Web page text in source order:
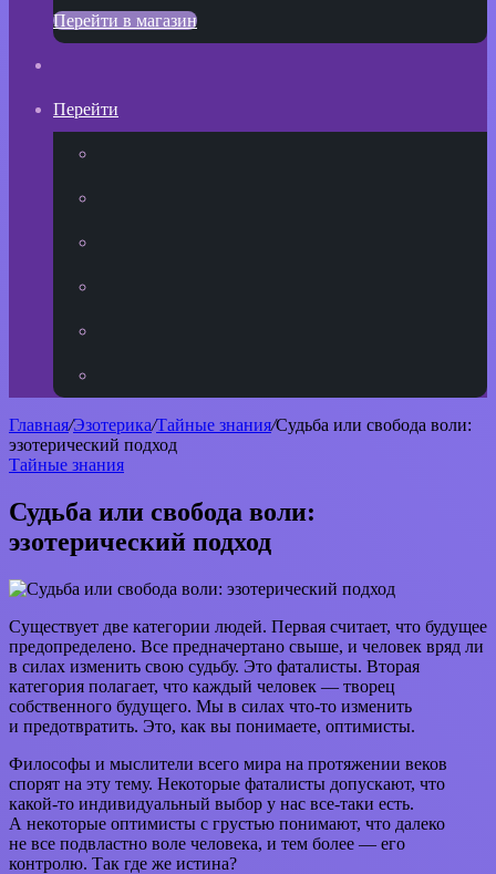
корзину
Перейти в магазин
Перейти
Главная/Эзотерика/Тайные знания/Судьба или свобода воли:
эзотерический подход
Тайные знания
Судьба или свобода воли:
эзотерический подход
Существует две категории людей. Первая считает, что будущее
предопределено. Все предначертано свыше, и человек вряд ли
в силах изменить свою судьбу. Это фаталисты. Вторая
категория полагает, что каждый человек — творец
собственного будущего. Мы в силах что-то изменить
и предотвратить. Это, как вы понимаете, оптимисты.
Философы и мыслители всего мира на протяжении веков
спорят на эту тему. Некоторые фаталисты допускают, что
какой-то индивидуальный выбор у нас все-таки есть.
А некоторые оптимисты с грустью понимают, что далеко
не все подвластно воле человека, и тем более — его
контролю. Так где же истина?